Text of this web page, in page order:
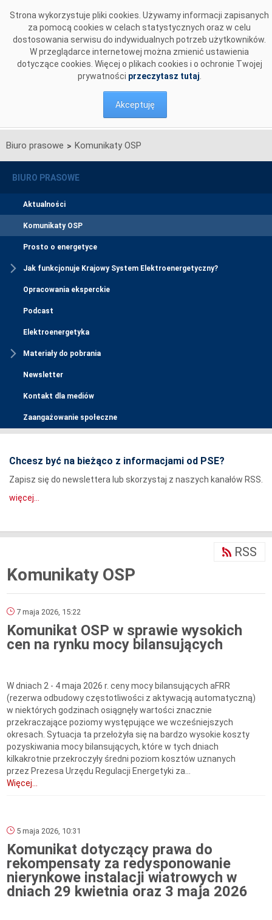
Strona wykorzystuje pliki cookies. Używamy informacji zapisanych
za pomocą cookies w celach statystycznych oraz w celu
dostosowania serwisu do indywidualnych potrzeb użytkowników.
W przeglądarce internetowej można zmienić ustawienia
dotyczące cookies. Więcej o plikach cookies i o ochronie Twojej
prywatności przeczytasz tutaj
Akceptuję
Biuro prasowe > Komunikaty OSP
BIURO PRASOWE
Aktualności
Komunikaty OSP
Prosto o energetyce
Jak funkcjonuje Krajowy System Elektroenergetyczny?
Opracowania eksperckie
Podcast
Elektroenergetyka
Materiały do pobrania
Newsletter
Kontakt dla mediów
Zaangażowanie społeczne
Chcesz być na bieżąco z informacjami od PSE?
Zapisz się do newslettera lub skorzystaj z naszych kanałów RSS.
więcej...
Komunikaty OSP
RSS
7 maja 2026, 15:22
Komunikat OSP w sprawie wysokich
cen na rynku mocy bilansujących
W dniach 2 - 4 maja 2026 r. ceny mocy bilansujących aFRR
(rezerwa odbudowy częstotliwości z aktywacją automatyczną)
w niektórych godzinach osiągnęły wartości znacznie
przekraczające poziomy występujące we wcześniejszych
okresach. Sytuacja ta przełożyła się na bardzo wysokie koszty
pozyskiwania mocy bilansujących, które w tych dniach
kilkakrotnie przekroczyły średni poziom kosztów uznanych
przez Prezesa Urzędu Regulacji Energetyki za...
Więcej...
5 maja 2026, 10:31
Komunikat dotyczący prawa do
rekompensaty za redysponowanie
nierynkowe instalacji wiatrowych w
dniach 29 kwietnia oraz 3 maja 2026